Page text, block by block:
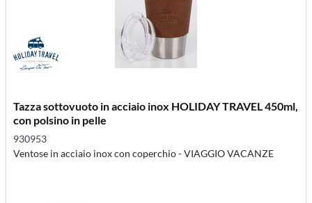
Tazza sottovuoto in acciaio inox HOLIDAY TRAVEL 450ml,
con polsino in pelle
930953
Ventose in acciaio inox con coperchio - VIAGGIO VACANZE